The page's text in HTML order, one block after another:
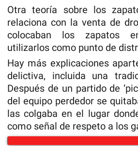
Otra teoría sobre los
relaciona con la venta de
colocaban los zapatos
utilizarlos como punto de
Hay más explicaciones
delictiva, incluida una
Después de un partido de
del equipo perdedor se
las colgaba en el lugar
como señal de respeto a los